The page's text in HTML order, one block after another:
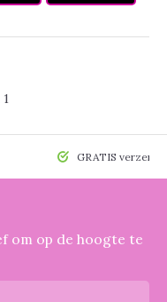
GRATIS
om op de hoogte te